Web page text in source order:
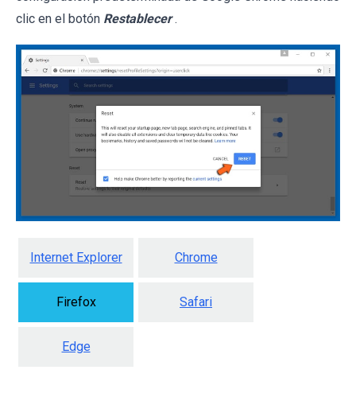
clic en el botón Restablecer .
Internet Explorer Chrome
Firefox Safari
Edge